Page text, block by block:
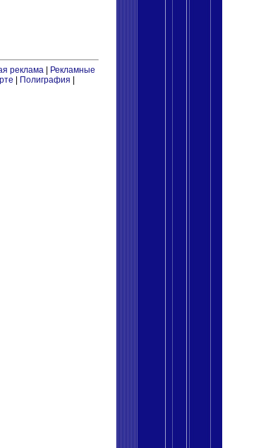
реклама
Рекламные
Полиграфия